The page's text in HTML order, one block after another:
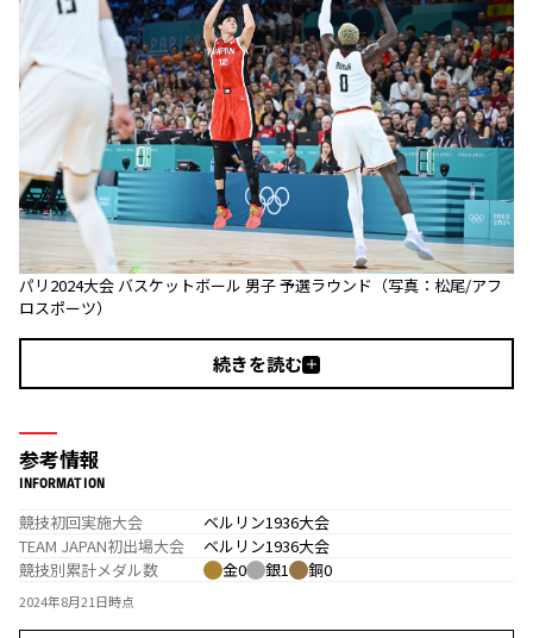
パリ2024大会 バスケットボール 男子 予選ラウンド（写真：松尾/アフ
ロスポーツ）
続きを読む
参考情報
INFORMATION
競技初回実施大会
ベルリン1936大会
TEAM JAPAN初出場大会
ベルリン1936大会
競技別累計メダル数
金0 銀1 銅0
2024年8月21日時点